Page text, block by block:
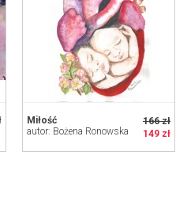
166 zł
149 zł
Miłość
autor: Bożena Ronowska